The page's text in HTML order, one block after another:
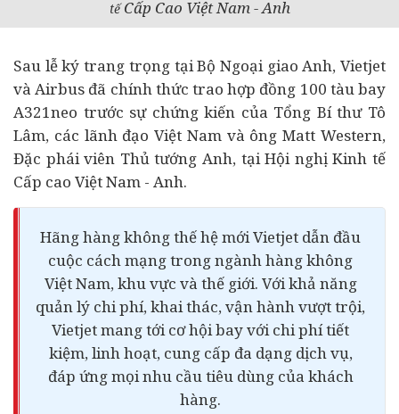
tếCấp Cao Việt Nam - Anh
Sau lễ ký trang trọng tại Bộ Ngoại giao Anh, Vietjet
và Airbus đã chính thức trao hợp đồng 100 tàu bay
A321neo trước sự chứng kiến của Tổng Bí thư Tô
Lâm, các lãnh đạo Việt Nam và ông Matt Western,
Đặc phái viên Thủ tướng Anh, tại Hội nghị Kinh tế
Cấp cao Việt Nam - Anh.
Hãng hàng không thế hệ mới Vietjet dẫn đầu
cuộc cách mạng trong ngành hàng không
Việt Nam, khu vực và thế giới. Với khả năng
quản lý chi phí, khai thác, vận hành vượt trội,
Vietjet mang tới cơ hội bay với chi phí tiết
kiệm, linh hoạt, cung cấp đa dạng dịch vụ,
đáp ứng mọi nhu cầutiêu dùngcủa khách
hàng.